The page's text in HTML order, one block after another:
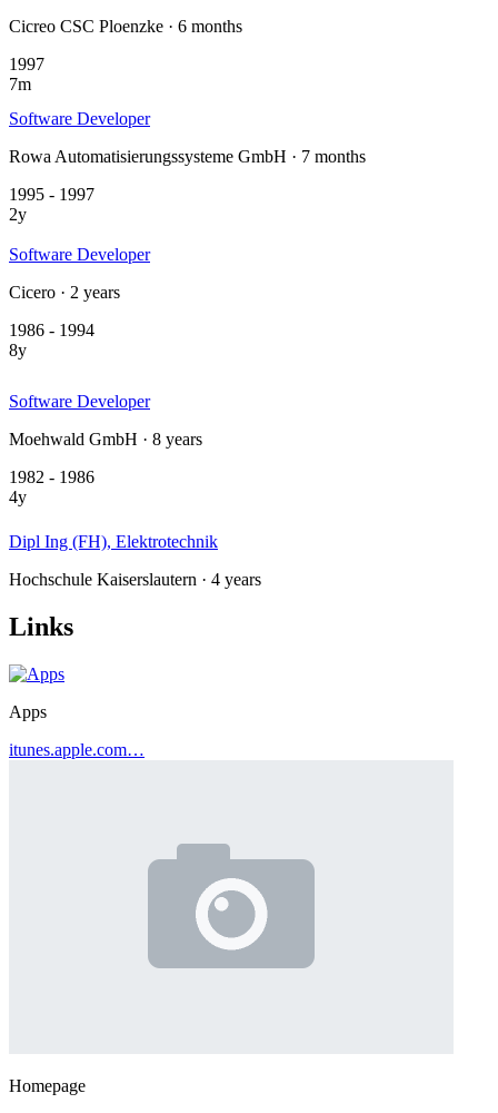
Cicreo CSC Ploenzke · 6 months
1997
7m
Software Developer
Rowa Automatisierungssysteme GmbH · 7 months
1995 - 1997
2y
Software Developer
Cicero · 2 years
1986 - 1994
8y
Software Developer
Moehwald GmbH · 8 years
1982 - 1986
4y
Dipl Ing (FH), Elektrotechnik
Hochschule Kaiserslautern · 4 years
Links
Apps
itunes.apple.com…
Homepage